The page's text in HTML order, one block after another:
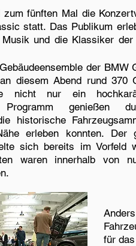
fünften Mal die
statt. Das Publikum
und die Klassiker
der BMW
diesem Abend rund 370
nicht nur ein
Programm genießen
historische
erleben konnten. Der
sich bereits im Vorfeld
waren innerhalb von
für